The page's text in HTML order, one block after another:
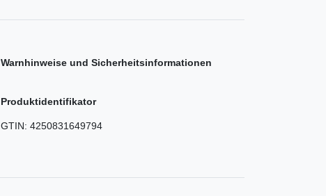
Warnhinweise und Sicherheitsinformationen
Produktidentifikator
GTIN: 4250831649794